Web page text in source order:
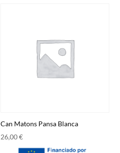
Can Matons Pansa Blanca
26,00€